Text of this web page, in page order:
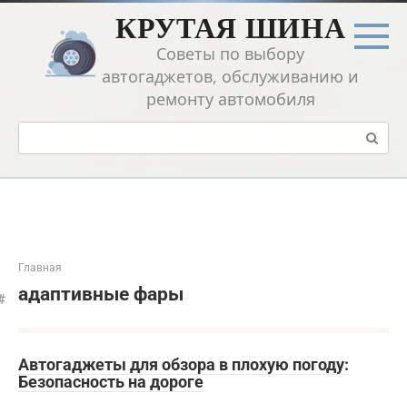
Перейти
контенту
КРУТАЯ ШИНА
Советы по выбору
автогаджетов, обслуживанию и
ремонту автомобиля
Поиск:
Главная
адаптивные фары
Автогаджеты для обзора в плохую погоду:
Безопасность на дороге